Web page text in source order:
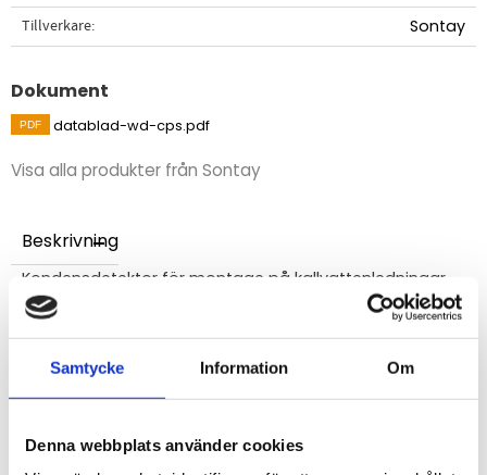
Samtycke Information Om
Denna webbplats använder cookies
Tillverkare
Sontay
Dokument
datablad-wd-cps.pdf
Visa alla produkter från Sontay
Beskrivning
Kondensdetektor för montage på kallvattenledningar
och kylsystem som kan orsaka kondens och "regn
STÄLL EN FRÅGA OM PRODUKTEN